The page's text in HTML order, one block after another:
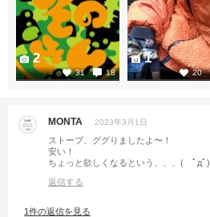
31 18
2
20
1
MONTA 2023年3月1日
ストーブ、ググりましたよ〜！
安い！
ちょっと欲しくなるという、、、( ﾟдﾟ)
返信する
1件の返信を見る